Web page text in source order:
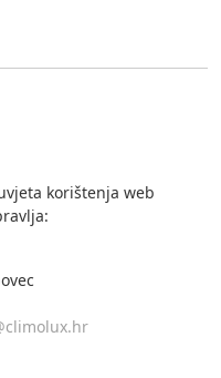
korištenja web